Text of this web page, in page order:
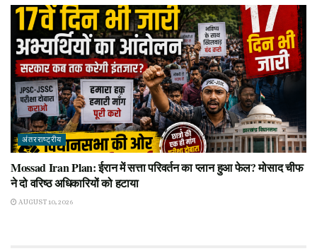
अंतरराष्ट्रीय
Mossad Iran Plan: ईरान में सत्ता परिवर्तन का प्लान हुआ फेल? मोसाद चीफ
ने दो वरिष्ठ अधिकारियों को हटाया
AUGUST 10, 2026